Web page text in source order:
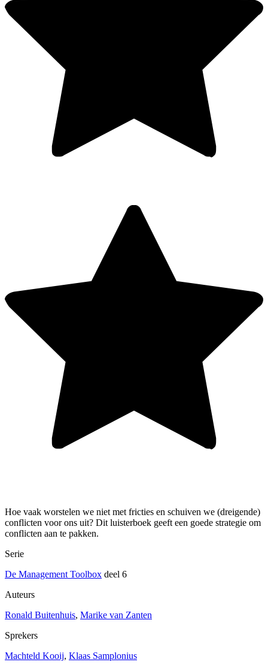
Hoe vaak worstelen we niet met fricties en schuiven we (dreigende)
conflicten voor ons uit? Dit luisterboek geeft een goede strategie om
conflicten aan te pakken.
Serie
De Management Toolbox deel 6
Auteurs
Ronald Buitenhuis, Marike van Zanten
Sprekers
Machteld Kooij, Klaas Samplonius